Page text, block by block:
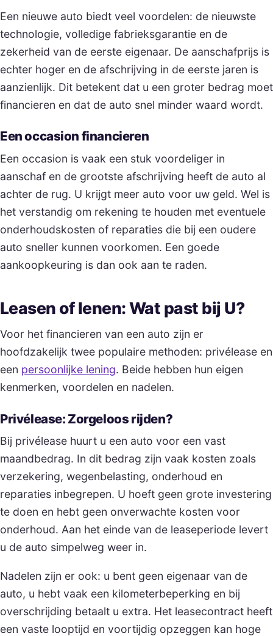
Een nieuwe auto biedt veel voordelen: de nieuwste
technologie, volledige fabrieksgarantie en de
zekerheid van de eerste eigenaar. De aanschafprijs is
echter hoger en de afschrijving in de eerste jaren is
aanzienlijk. Dit betekent dat u een groter bedrag moet
financieren en dat de auto snel minder waard wordt.
Een occasion financieren
Een occasion is vaak een stuk voordeliger in
aanschaf en de grootste afschrijving heeft de auto al
achter de rug. U krijgt meer auto voor uw geld. Wel is
het verstandig om rekening te houden met eventuele
onderhoudskosten of reparaties die bij een oudere
auto sneller kunnen voorkomen. Een goede
aankoopkeuring is dan ook aan te raden.
Leasen of lenen: Wat past bij U?
Voor het financieren van een auto zijn er
hoofdzakelijk twee populaire methoden: privélease en
een persoonlijke lening. Beide hebben hun eigen
kenmerken, voordelen en nadelen.
Privélease: Zorgeloos rijden?
Bij privélease huurt u een auto voor een vast
maandbedrag. In dit bedrag zijn vaak kosten zoals
verzekering, wegenbelasting, onderhoud en
reparaties inbegrepen. U hoeft geen grote investering
te doen en hebt geen onverwachte kosten voor
onderhoud. Aan het einde van de leaseperiode levert
u de auto simpelweg weer in.
Nadelen zijn er ook: u bent geen eigenaar van de
auto, u hebt vaak een kilometerbeperking en bij
overschrijding betaalt u extra. Het leasecontract heeft
een vaste looptijd en voortijdig opzeggen kan hoge